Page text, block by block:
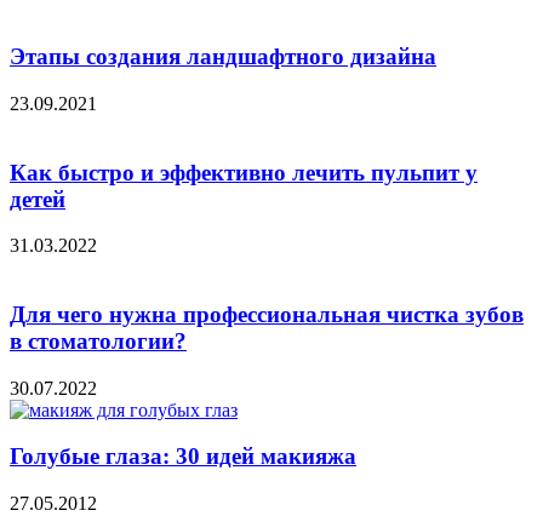
Этапы создания ландшафтного дизайна
23.09.2021
Как быстро и эффективно лечить пульпит у
детей
31.03.2022
Для чего нужна профессиональная чистка зубов
в стоматологии?
30.07.2022
Голубые глаза: 30 идей макияжа
27.05.2012